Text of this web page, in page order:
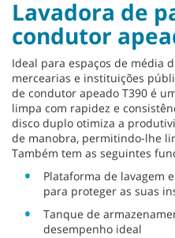
Lavadora de
condutor
Ideal para espaços de média
mercearias e instituições
de condutor apeado T390 é
limpa com rapidez e
disco duplo otimiza a
de manobra, permitindo-lhe
Também tem as seguintes
Plataforma de lavagem
para proteger as suas
Tanque de
desempenho ideal